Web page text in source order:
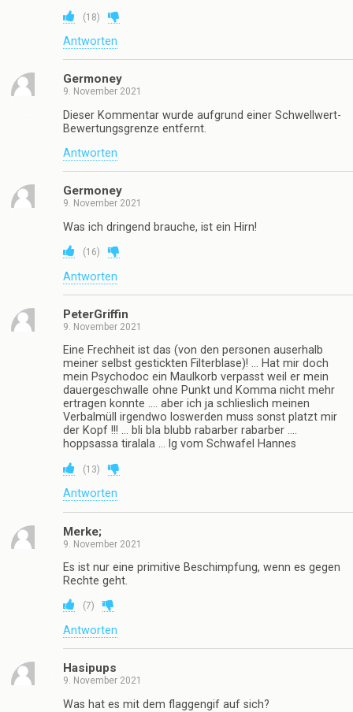
(18)
Antworten
Germoney
9. November 2021
Dieser Kommentar wurde aufgrund einer Schwellwert-
Bewertungsgrenze entfernt.
Antworten
Germoney
9. November 2021
Was ich dringend brauche, ist ein Hirn!
(16)
Antworten
PeterGriffin
9. November 2021
Eine Frechheit ist das (von den personen auserhalb
meiner selbst gestickten Filterblase)! … Hat mir doch
mein Psychodoc ein Maulkorb verpasst weil er mein
dauergeschwalle ohne Punkt und Komma nicht mehr
ertragen konnte …. aber ich ja schlieslich meinen
Verbalmüll irgendwo loswerden muss sonst platzt mir
der Kopf !!! … bli bla blubb rabarber rabarber ….
hoppsassa tiralala … lg vom Schwafel Hannes
(13)
Antworten
Merke;
9. November 2021
Es ist nur eine primitive Beschimpfung, wenn es gegen
Rechte geht.
(7)
Antworten
Hasipups
9. November 2021
Was hat es mit dem flaggengif auf sich?